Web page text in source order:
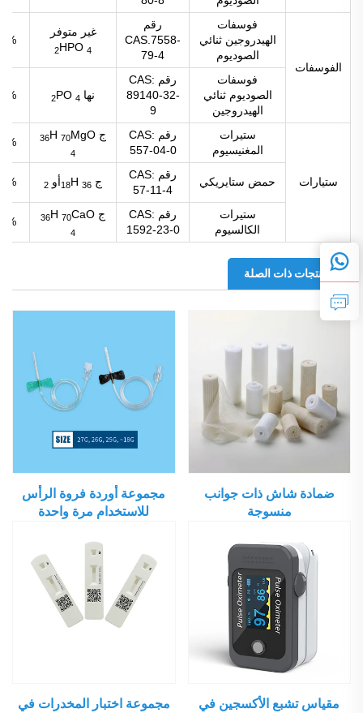
الفوسفات
فوسفات
الهيدروجين ثنائي
الصوديوم
رقم
CAS.7558-
79-4
غير متوفر
2HPO 4
فوسفات
الصوديوم ثنائي
الهيدروجين
رقم CAS:
89140-32-
9
نها 2PO 4
ستيارات
ستيرات
المغنيسيوم
رقم CAS:
557-04-0
ج 36H 70MgO
4
حمض ستايريكي
رقم CAS:
57-11-4
ج 18H 36 أو 2
ستيرات
الكالسيوم
رقم CAS:
1592-23-0
ج 36H 70CaO
4
المنتجات ذات الصلة
مجموعة أوردة فروة الرأس
للاستخدام مرة واحدة
ضمادة شاش ذات جوانب
منسوجة
مجموعة اختبار المخدرات في
مقياس تشبع الأكسجين في